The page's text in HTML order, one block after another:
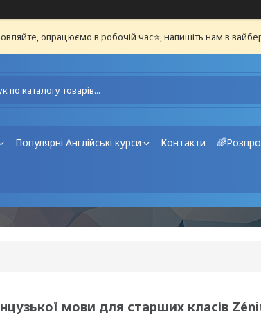
опрацюємо в робочій час⭐, напишіть нам в
Популярні Англійські курси Контакти
мови для старших класів